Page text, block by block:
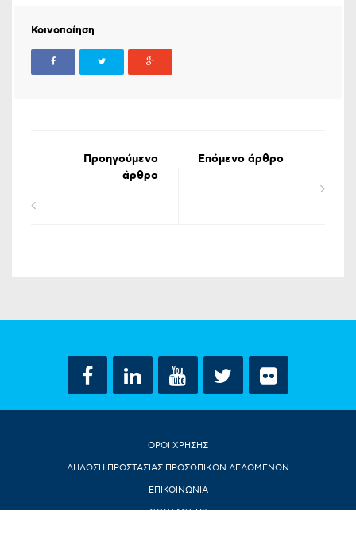
Κοινοποίηση
Προηγούμενο
άρθρο
Επόμενο άρθρο
ΟΡΟΙ ΧΡΗΣΗΣ
ΔΗΛΩΣΗ ΠΡΟΣΤΑΣΙΑΣ ΠΡΟΣΩΠΙΚΩΝ ΔΕΔΟΜΕΝΩΝ
ΕΠΙΚΟΙΝΩΝΙΑ
CONTACT US